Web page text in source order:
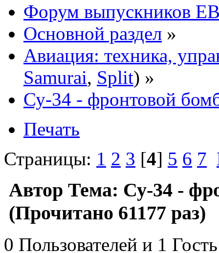
Форум выпускников
Основной раздел »
Авиация: техника,
Samurai, Split) »
Су-34 - фронтовой
Печать
Страницы: 1 2 3 [4] 5 6 7
Автор Тема: Су-34 -
(Прочитано 61177 раз)
0 Пользователей и 1